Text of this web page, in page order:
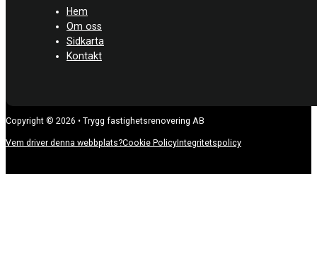
Hem
Om oss
Sidkarta
Kontakt
Copyright © 2026 • Trygg fastighetsrenovering AB
Vem driver denna webbplats?Cookie PolicyIntegritetspolicy